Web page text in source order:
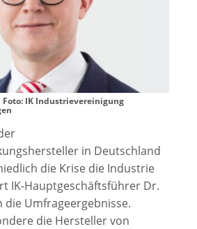
IK Industrievereinigung
in Deutschland
die Krise die Industrie
IK-Hauptgeschäftsführer Dr.
die Umfrageergebnisse.
die Hersteller von